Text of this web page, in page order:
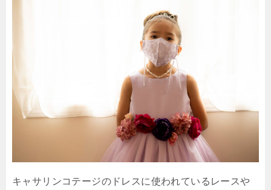
キャサリンコテージのドレスに使われているレースや